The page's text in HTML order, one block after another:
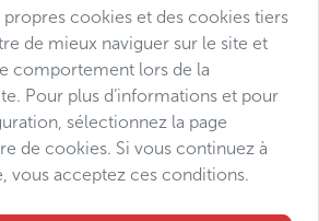
réalisation est le fascinant écho
datant du règne de
Lobkowicz, et sa façade côté
parmi les plus belles d’Europe, ou
et Morzin, dans la rue
les talents d’architecte de Jan
à ceux des sculpteurs Matthias
cookies et des cookies tiers
de mieux naviguer sur le site et
comportement lors de la
Pour plus d’informations et pour
sélectionnez la page
de cookies. Si vous continuez à
vous acceptez ces conditions.